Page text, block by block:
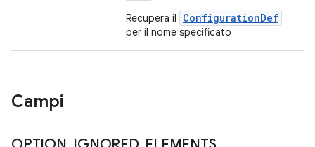
Recupera il ConfigurationDef
per il nome specificato
Campi